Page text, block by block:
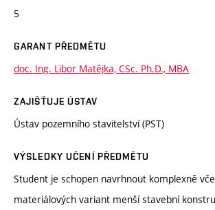
5
GARANT PŘEDMĚTU
doc. Ing. Libor Matějka, CSc. Ph.D., MBA
ZAJIŠŤUJE ÚSTAV
Ústav pozemního stavitelství (PST)
VÝSLEDKY UČENÍ PŘEDMĚTU
Student je schopen navrhnout komplexně
materiálových variant menší stavební